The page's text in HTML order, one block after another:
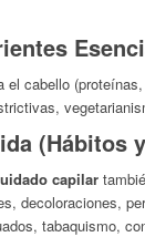
el cabello
(Hábitos
capilar
decoloraciones,
tabaquismo,